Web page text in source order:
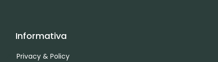
Informativa
Privacy & Policy